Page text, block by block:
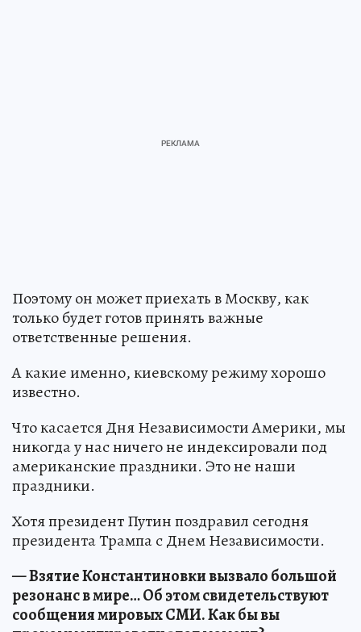
Поэтому он может приехать в Москву, как
только будет готов принять важные
ответственные решения.
А какие именно, киевскому режиму хорошо
известно.
Что касается Дня Независимости Америки, мы
никогда у нас ничего не индексировали под
американские праздники. Это не наши
праздники.
Хотя президент Путин поздравил сегодня
президента Трампа с Днем Независимости.
— Взятие Константиновки вызвало большой
резонанс в мире… Об этом свидетельствуют
сообщения мировых СМИ. Как бы вы